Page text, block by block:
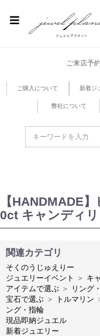
ご来店予
ご購入について 新着ジ
弊社について
【HANDMADE
0ct キャンディ
関連カテゴリ
そくのうじゅえりー
ジュエリーイベント
＞ キ
アイテムで選ぶ ＞
リング
宝石で選ぶ ＞ トルマリン
ング・指輪
現品即納ジュエル
新着ジュエリー